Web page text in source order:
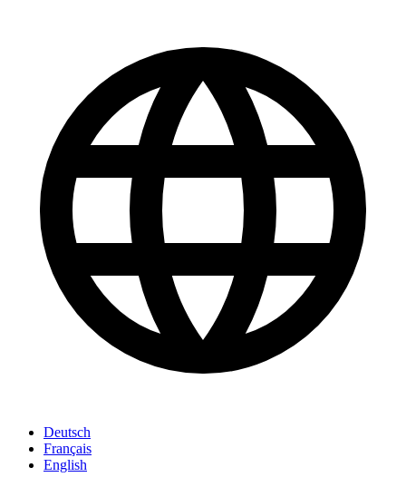
Deutsch
Français
English